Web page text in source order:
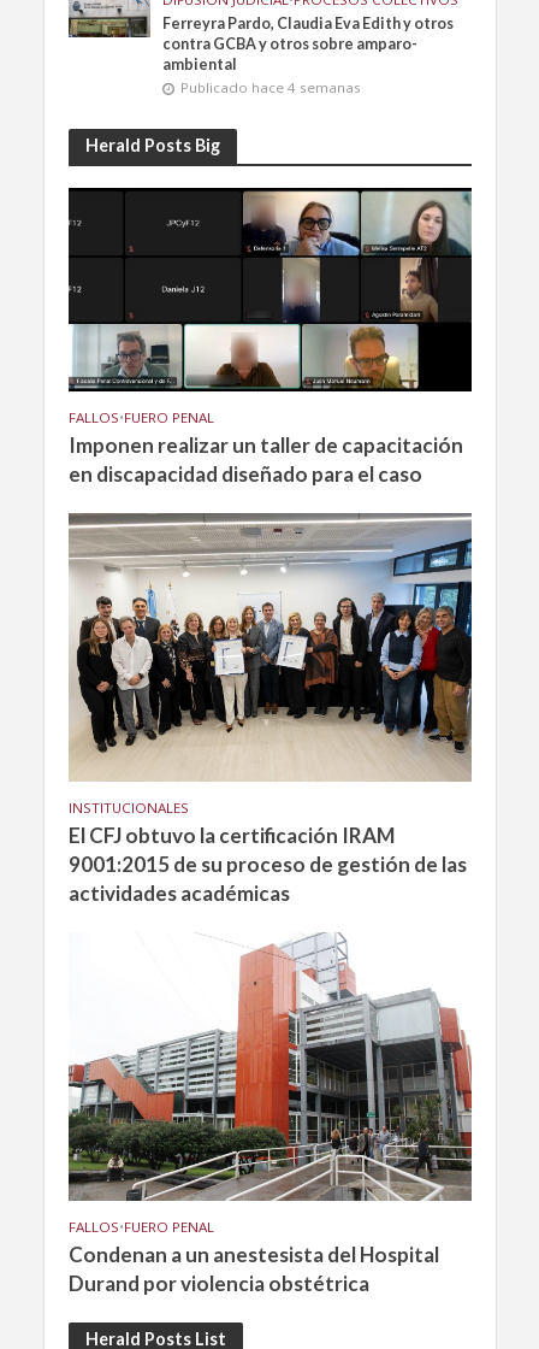
Ferreyra Pardo, Claudia Eva Edith y otros
contra GCBA y otros sobre amparo-
ambiental
Publicado hace 4 semanas
Herald Posts Big
FALLOS•FUERO PENAL
Imponen realizar un taller de capacitación
en discapacidad diseñado para el caso
INSTITUCIONALES
El CFJ obtuvo la certificación IRAM
9001:2015 de su proceso de gestión de las
actividades académicas
FALLOS•FUERO PENAL
Condenan a un anestesista del Hospital
Durand por violencia obstétrica
Herald Posts List